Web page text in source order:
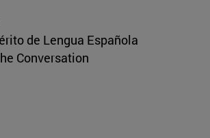
de Lengua Española
Conversation